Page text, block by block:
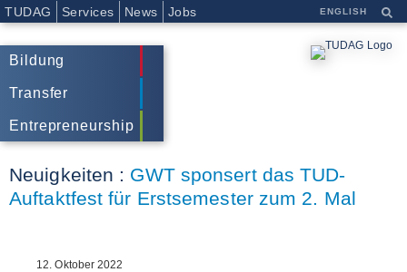
TUDAG Services News Jobs ENGLISH
Bildung
Transfer
Entrepreneurship
Neuigkeiten : GWT sponsert das TUD-
Auftaktfest für Erstsemester zum 2. Mal
12. Oktober 2022